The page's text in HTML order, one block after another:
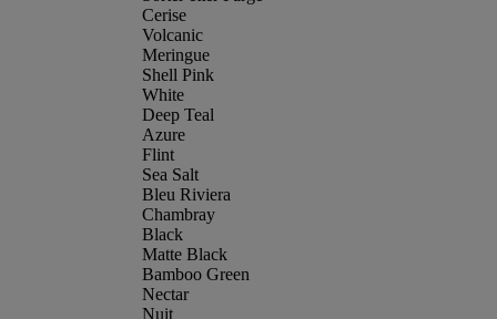
Cerise
Volcanic
Meringue
Shell Pink
White
Deep Teal
Azure
Flint
Sea Salt
Bleu Riviera
Chambray
Black
Matte Black
Bamboo Green
Nectar
Nuit